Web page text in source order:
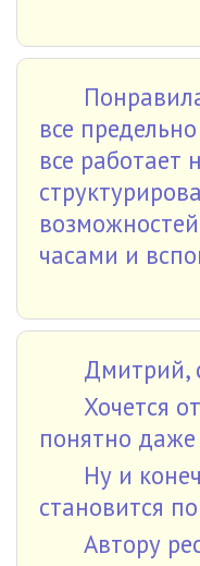
все
все
часами и
Дмитрий,
Хочется
понятно даже
Ну и
становится
Автору